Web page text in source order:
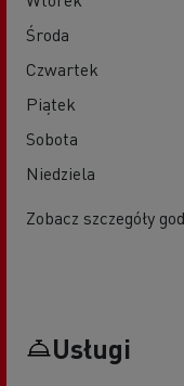
Środa
Czwartek
Piątek
Sobota
Niedziela
Zobacz szczegóły
Usługi